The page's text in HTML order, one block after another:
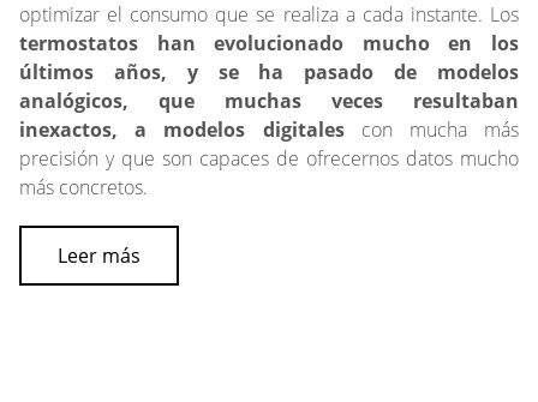
optimizar el consumo que se realiza a cada instante. Los
termostatos han evolucionado mucho en los
últimos años, y se ha pasado de modelos
analógicos, que muchas veces resultaban
inexactos, a modelos digitalescon mucha más
precisión y que son capaces de ofrecernos datos mucho
más concretos.
Leer más